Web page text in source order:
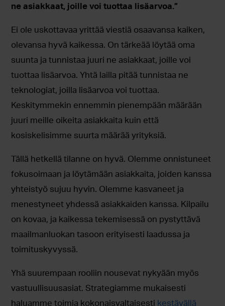
ne asiakkaat, joille voi tuottaa lisäarvoa.”
Ei ole uskottavaa yrittää viestiä osaavansa kaiken,
olevansa hyvä kaikessa. On tärkeää löytää oma
suunta ja tunnistaa juuri ne asiakkaat, joille voi
tuottaa lisäarvoa. Yhtä lailla pitää tunnistaa ne
teknologiat, joilla lisäarvoa voi tuottaa.
Keskitymmekin ennemmin pienempään määrään
juuri meille oikeita asiakkaita kuin että
kosiskelisimme suurta määrää yrityksiä.
Tällä hetkellä tilanne on hyvä. Olemme onnistuneet
fokusoimaan ja löytämään asiakkaita, joiden kanssa
yhteistyö sujuu hyvin. Olemme kasvaneet ja
menestyneet yhdessä asiakkaiden kanssa. Kilpailu
on kovaa, ja kaikessa tekemisessä on pystyttävä
maailmanluokan tasoon erityisesti laadussa ja
toimituskyvyssä.
Yhä suurempaan rooliin nousevat nykyään myös
vastuullisuusasiat. Strategiamme mukaisesti
haluamme toimia kokonaisvaltaisesti kestävällä